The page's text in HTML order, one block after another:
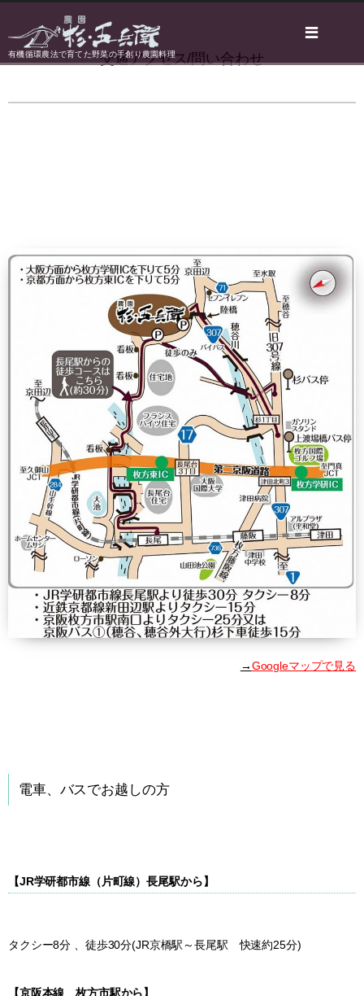
有機循環農法で育てた野菜の手創り農園料理交通アクセス/問い合わせ
→Googleマップで見る
電車、バスでお越しの方
【JR学研都市線（片町線）長尾駅から】
タクシー8分 、徒歩30分(JR京橋駅～長尾駅 快速約25分)
【京阪本線枚方市駅から】